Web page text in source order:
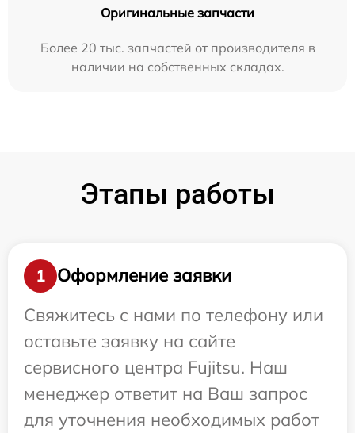
Оригинальные запчасти
Более 20 тыс. запчастей от производителя в
наличии на собственных складах.
Этапы работы
1
Оформление заявки
Свяжитесь с нами по телефону или
оставьте заявку на сайте
сервисного центра Fujitsu. Наш
менеджер ответит на Ваш запрос
для уточнения необходимых работ